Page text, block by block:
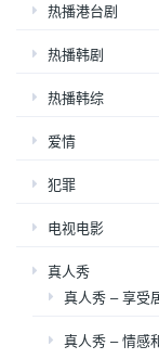
热播港台剧
热播韩剧
热播韩综
爱情
犯罪
电视电影
真人秀
真人秀 – 享受
真人秀 – 情感